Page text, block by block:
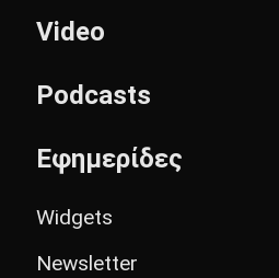
Video
Podcasts
Εφημερίδες
Widgets
Newsletter